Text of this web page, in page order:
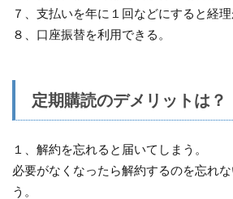
７、支払いを年に１回などにすると経
８、口座振替を利用できる。
定期購読のデメリットは？
１、解約を忘れると届いてしまう。
必要がなくなったら解約するのを忘れ
う。